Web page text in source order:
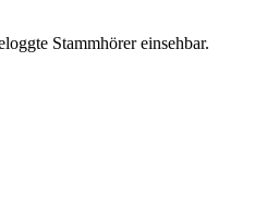
Stammhörer einsehbar.